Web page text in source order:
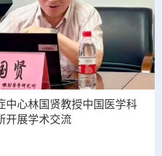
中心林国贤教授中国医学科
开展学术交流